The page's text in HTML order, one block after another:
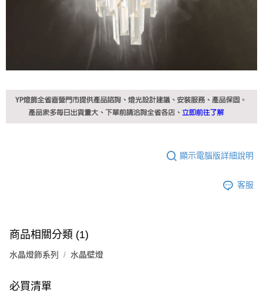
顯示電腦版詳細說明
客服
商品相關分類 (1)
水晶燈飾系列 水晶壁燈
必買清單